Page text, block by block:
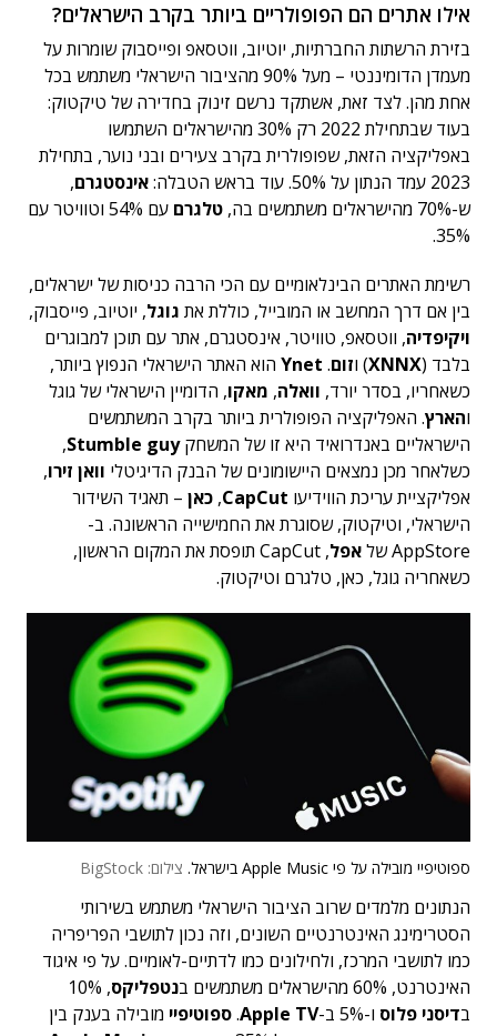
אילו אתרים הם הפופולריים ביותר בקרב הישראלים?
בזירת הרשתות החברתיות, יוטיוב, ווטסאפ ופייסבוק שומרות על
מעמדן הדומיננטי – מעל 90% מהציבור הישראלי משתמש בכל
אחת מהן. לצד זאת, אשתקד נרשם זינוק בחדירה של טיקטוק:
בעוד שבתחילת 2022 רק 30% מהישראלים השתמשו
באפליקציה הזאת, שפופולרית בקרב צעירים ובני נוער, בתחילת
2023 עמד הנתון על 50%. עוד בראש הטבלה:
אינסטגרם,
ש-70% מהישראלים משתמשים בה,
טלגרם
עם 54% וטוויטר עם
35%.
רשימת האתרים הבינלאומיים עם הכי הרבה כניסות של ישראלים,
בין אם דרך המחשב או המובייל, כוללת את גוגל, יוטיוב, פייסבוק,
ויקיפדיה, ווטסאפ, טוויטר, אינסטגרם, אתר עם תוכן למבוגרים
בלבד (XNNX) וזום.
Ynet הוא האתר הישראלי הנפוץ ביותר,
כשאחריו, בסדר יורד, וואלה, מאקו, הדומיין הישראלי של גוגל
והארץ. האפליקציה הפופולרית ביותר בקרב המשתמשים
הישראליים באנדרואיד היא זו של המשחקStumble guy
,
כשלאחר מכן נמצאים היישומונים של הבנק הדיגיטלי וואן זירו,
אפליקציית עריכת הווידיעו CapCut
, כאן – תאגיד השידור
הישראלי, וטיקטוק, שסוגרת את החמישייה הראשונה. ב-
AppStore של
אפל
, CapCut תופסת את המקום הראשון,
כשאחריה גוגל, כאן, טלגרם וטיקטוק.
ספוטיפיי מובילה על פי Apple Music בישראל. צילום: BigStock
הנתונים מלמדים שרוב הציבור הישראלי משתמש בשירותי
הסטרימינג האינטרנטיים השונים, וזה נכון לתושבי הפריפריה
כמו לתושבי המרכז, ולחילונים כמו לדתיים-לאומיים. על פי איגוד
האינטרנט, 60% מהישראלים משתמשים ב
נטפליקס , 10%
בדיסני פלוס ו-5% ב- Apple TV
.ספוטיפיי מובילה בענק בין